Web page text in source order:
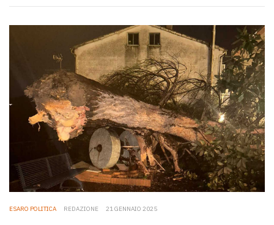
ESARO POLITICA REDAZIONE 21 GENNAIO 2025